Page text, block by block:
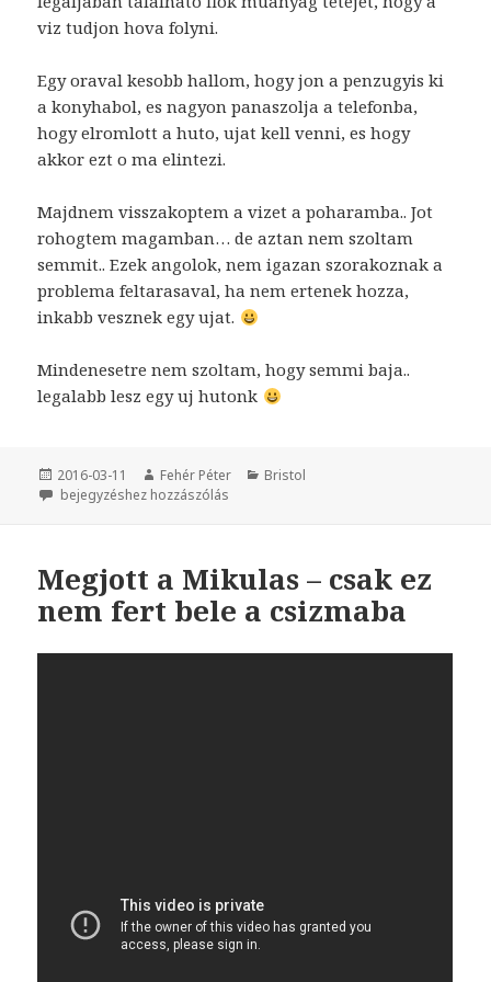
viz tudjon hova folyni.
Egy oraval kesobb hallom, hogy jon a penzugyis ki
a konyhabol, es nagyon panaszolja a telefonba,
hogy elromlott a huto, ujat kell venni, es hogy
akkor ezt o ma elintezi.
Majdnem visszakoptem a vizet a poharamba.. Jot
rohogtem magamban… de aztan nem szoltam
semmit.. Ezek angolok, nem igazan szorakoznak a
problema feltarasaval, ha nem ertenek hozza,
inkabb vesznek egy ujat.
Mindenesetre nem szoltam, hogy semmi baja..
legalabb lesz egy uj hutonk
Közzétéve
2016-03-11 Szerző
Fehér Péter Kategória
Bristol
Na ilyen az angol mentalitás
bejegyzéshez hozzászólás
Megjott a Mikulas – csak ez
nem fert bele a csizmaba